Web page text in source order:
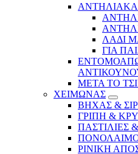
ΑΝΤΗΛΙΑΚΑ
ΛΑΔΙ
ΓΙΑ
ΜΕΤΑ ΤΟ
ΧΕΙΜΩΝΑΣ
ΒΗΧΑΣ &
ΓΡΙΠΗ &
ΠΑΣΤΙΛΙΕΣ
ΡΙΝΙΚΗ